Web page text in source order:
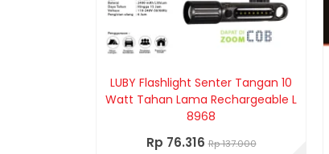
LUBY Flashlight Senter Tangan 10
Watt Tahan Lama Rechargeable L
8968
Rp 76.316 Rp 137.000